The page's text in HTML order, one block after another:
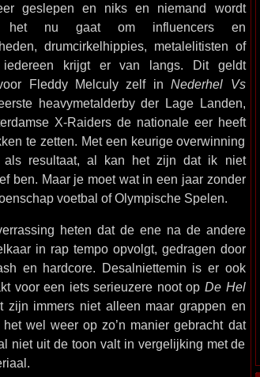
geslepen en niks en niemand wordt
het nu gaat om influencers en
drumcirkelhippies, metalelitisten of
iedereen krijgt er van langs. Dit geldt
Fleddy Melculy zelf inNederhel Vs
heavymetalderby der Lage Landen,
X-Raiders de nationale eer heeft
te zetten. Met een keurige overwinning
als resultaat, al kan het zijn dat ik niet
ben. Maar je moet wat in een jaar zonder
voetbal of Olympische Spelen.
heten dat de ene na de andere
in rap tempo opvolgt, gedragen door
en hardcore. Desalniettemin is er ook
voor een iets serieuzere noot op De Hel
zijn immers niet alleen maar grappen en
wel weer op zo’n manier gebracht dat
niet uit de toon valt in vergelijking met de